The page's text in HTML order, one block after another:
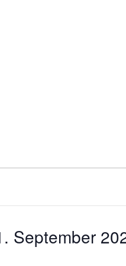
September